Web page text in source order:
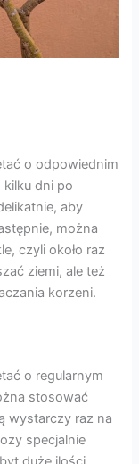
o odpowiednim
kilku dni po
aby
można
czyli około raz
ziemi, ale też
korzeni.
o regularnym
stosować
wystarczy raz na
specjalnie